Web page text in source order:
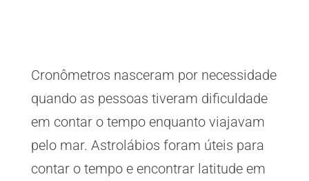
Cronômetros nasceram por necessidade
quando as pessoas tiveram dificuldade
em contar o tempo enquanto viajavam
pelo mar. Astrolábios foram úteis para
contar o tempo e encontrar latitude em